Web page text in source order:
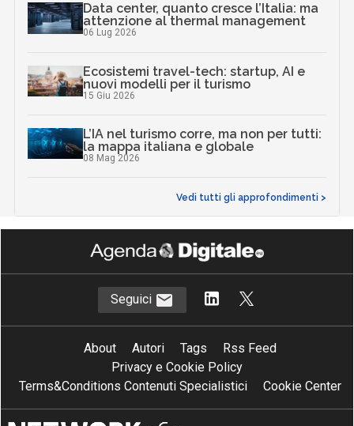
Data center, quanto cresce l’Italia: ma
attenzione al thermal management
06 Lug 2026
Ecosistemi travel-tech: startup, AI e
nuovi modelli per il turismo
15 Giu 2026
L’IA nel turismo corre, ma non per tutti:
la mappa italiana e globale
08 Mag 2026
Vedi tutti gli approfondimenti >
Seguici
About Autori Tags
Rss Feed
Privacy e Cookie Policy
Terms&Conditions Contenuti Specialistici
Cookie Center